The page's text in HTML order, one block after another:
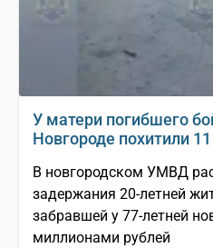
У матери погибшего
Новгороде похитили
В новгородском УМВД
задержания 20-летней
забравшей у 77-летней
миллионами рублей